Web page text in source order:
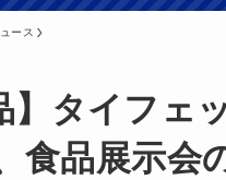
ース
】タイフェ
食品展示会